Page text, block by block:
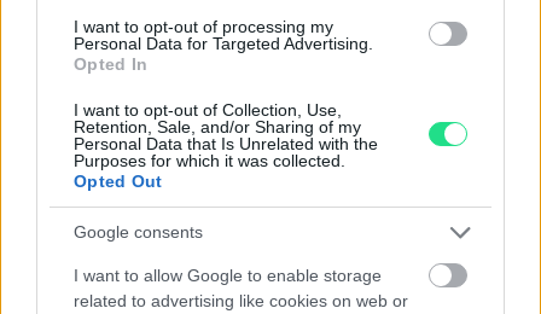
I want to opt-out of processing my
Personal Data for Targeted Advertising.
Opted In
I want to opt-out of Collection, Use,
Retention, Sale, and/or Sharing of my
Personal Data that Is Unrelated with the
Purposes for which it was collected.
Opted Out
Google consents
I want to allow Google to enable storage
related to advertising like cookies on web or
Reso facile e gratuitoentro 28 giorni.
Spedizione gratuita per ordini superiori a 150 euro.
all'acquisto.